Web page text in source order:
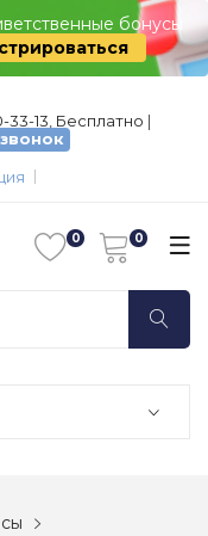
бонусы
33-13, Бесплатно |